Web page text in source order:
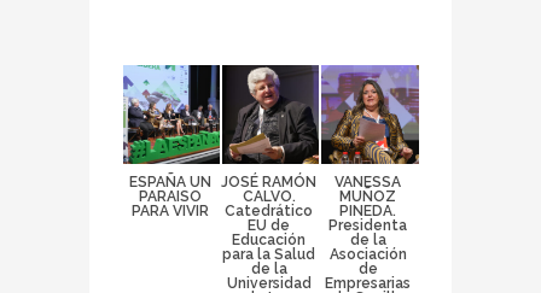
ESPAÑA UN
PARAISO
PARA VIVIR
JOSÉ RAMÓN
CALVO.
Catedrático
EU de
Educación
para la Salud
de la
Universidad
VANESSA
MUÑOZ
PINEDA.
Presidenta
de la
Asociación
de
Empresarias